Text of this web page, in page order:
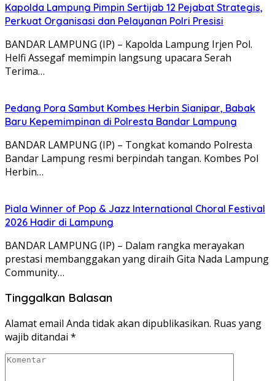
Kapolda Lampung Pimpin Sertijab 12 Pejabat Strategis,
Perkuat Organisasi dan Pelayanan Polri Presisi
BANDAR LAMPUNG (IP) – Kapolda Lampung Irjen Pol.
Helfi Assegaf memimpin langsung upacara Serah
Terima…
Pedang Pora Sambut Kombes Herbin Sianipar, Babak
Baru Kepemimpinan di Polresta Bandar Lampung
BANDAR LAMPUNG (IP) – Tongkat komando Polresta
Bandar Lampung resmi berpindah tangan. Kombes Pol
Herbin…
Piala Winner of Pop & Jazz International Choral Festival
2026 Hadir di Lampung
BANDAR LAMPUNG (IP) – Dalam rangka merayakan
prestasi membanggakan yang diraih Gita Nada Lampung
Community…
Tinggalkan Balasan
Alamat email Anda tidak akan dipublikasikan. Ruas yang
wajib ditandai *